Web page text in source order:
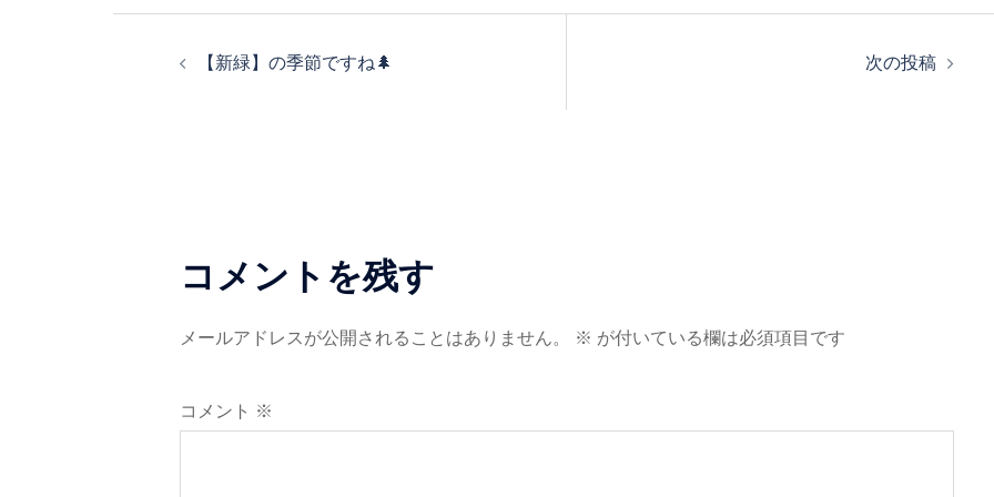
ビ
【新緑】の季節ですね🌲 次の投稿
コメントを残す
メールアドレスが公開されることはありません。 ※ が付いている欄は必須項目です
コメント ※